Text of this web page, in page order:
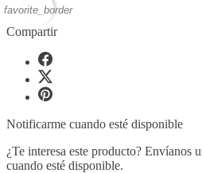
favorite_border
Compartir
Notificarme cuando esté disponible
¿Te interesa este producto? Envíanos
cuando esté disponible.